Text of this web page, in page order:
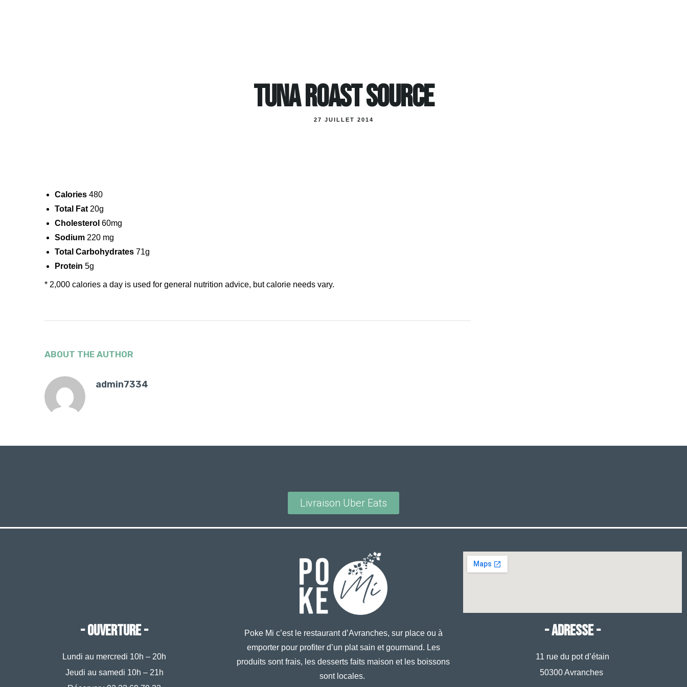
TUNA ROAST SOURCE
27 JUILLET 2014
Calories 480
Total Fat 20g
Cholesterol 60mg
Sodium 220 mg
Total Carbohydrates 71g
Protein 5g
* 2,000 calories a day is used for general nutrition advice, but calorie needs vary.
ABOUT THE AUTHOR
admin7334
Livraison Uber Eats
- OUVERTURE -
Lundi au mercredi 10h – 20h
Jeudi au samedi 10h – 21h
Poke Mi c’est le restaurant d’Avranches, sur place ou à
emporter pour profiter d’un plat sain et gourmand. Les
produits sont frais, les desserts faits maison et les boissons
sont locales.
- ADRESSE -
11 rue du pot d’étain
50300 Avranches